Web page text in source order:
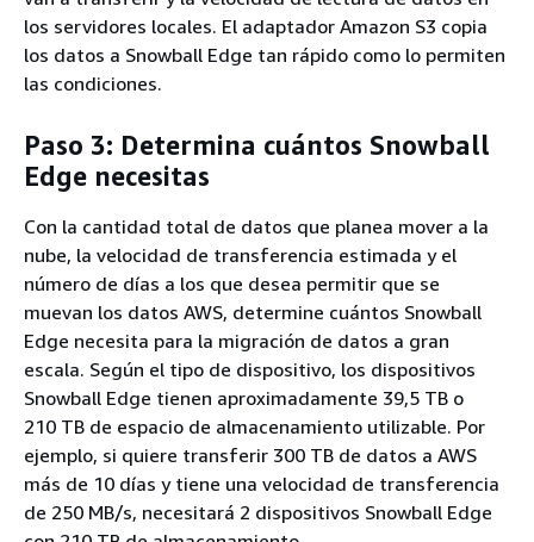
los servidores locales. El adaptador Amazon S3 copia
los datos a Snowball Edge tan rápido como lo permiten
las condiciones.
Paso 3: Determina cuántos Snowball
Edge necesitas
Con la cantidad total de datos que planea mover a la
nube, la velocidad de transferencia estimada y el
número de días a los que desea permitir que se
muevan los datos AWS, determine cuántos Snowball
Edge necesita para la migración de datos a gran
escala. Según el tipo de dispositivo, los dispositivos
Snowball Edge tienen aproximadamente 39,5 TB o
210 TB de espacio de almacenamiento utilizable. Por
ejemplo, si quiere transferir 300 TB de datos a AWS
más de 10 días y tiene una velocidad de transferencia
de 250 MB/s, necesitará 2 dispositivos Snowball Edge